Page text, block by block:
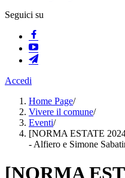
Seguici su
Accedi
Home Page/
Vivere il comune/
Eventi/
[NORMA ESTATE
- Alfiero e Simone
[NORMA